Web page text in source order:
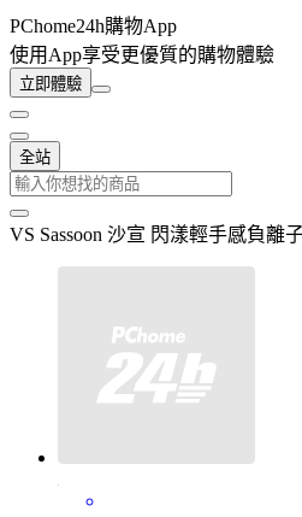
PChome24h購物App
使用App享受更優質的購物體驗
立即體驗
全站
VS Sassoon 沙宣 閃漾輕手感負離